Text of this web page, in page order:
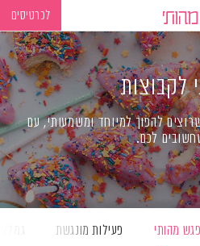
לכרטיסים
לקבוצות
להפוך למיוחד ומשמעותי, עם
לכם.
מהותי פעילות מונגשת